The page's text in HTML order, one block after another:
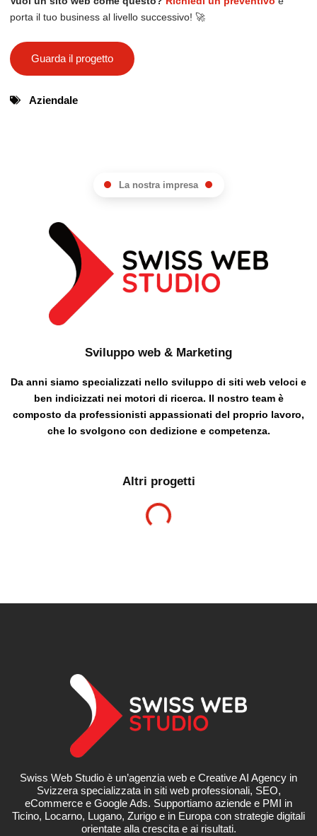
porta il tuo business al livello successivo! 🚀
Guarda il progetto
Aziendale
La nostra impresa
Sviluppo web & Marketing
Da anni siamo specializzati nello sviluppo di siti web veloci e
ben indicizzati nei motori di ricerca. Il nostro team è
composto da professionisti appassionati del proprio lavoro,
che lo svolgono con dedizione e competenza.
Altri progetti
Swiss Web Studio è un’agenzia web e Creative AI Agency in
Svizzera specializzata in siti web professionali, SEO,
eCommerce e Google Ads. Supportiamo aziende e PMI in
Ticino, Locarno, Lugano, Zurigo e in Europa con strategie digitali
orientate alla crescita e ai risultati.